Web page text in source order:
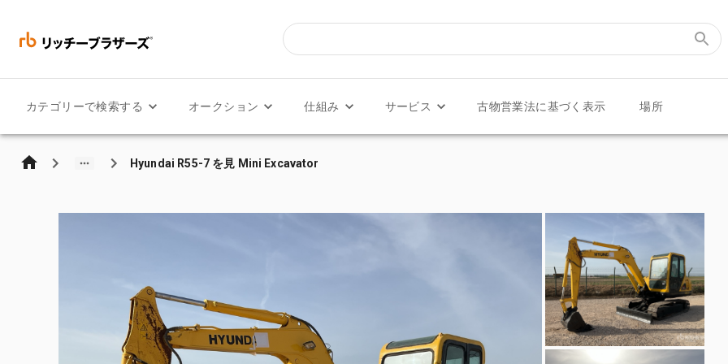
カテゴリーで検索する オークション 仕組み サービス 古物営業法に基づく表示 場所
Hyundai R55-7 を見 Mini Excavator